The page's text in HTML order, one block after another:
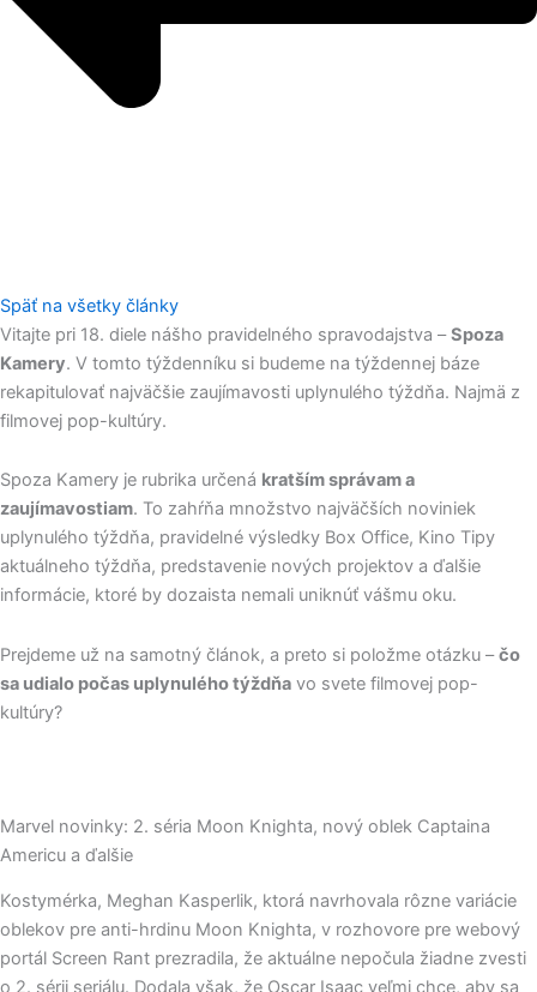
Späť na všetky články
Vitajte pri 18. diele nášho pravidelného spravodajstva –Spoza
Kamery. V tomto týždenníku si budeme na týždennej báze
rekapitulovať najväčšie zaujímavosti uplynulého týždňa. Najmä z
filmovej pop-kultúry.
Spoza Kamery je rubrika určená kratším správam a
zaujímavostiam. To zahŕňa množstvo najväčších noviniek
uplynulého týždňa, pravidelné výsledky Box Office, Kino Tipy
aktuálneho týždňa, predstavenie nových projektov a ďalšie
informácie, ktoré by dozaista nemali uniknúť vášmu oku.
Prejdeme už na samotný článok, a preto si položme otázku –čo
sa udialo počas uplynulého týždňa vo svete filmovej pop-
kultúry?
Marvel novinky: 2. séria Moon Knighta, nový oblek Captaina
Americu a ďalšie
Kostymérka, Meghan Kasperlik, ktorá navrhovala rôzne variácie
oblekov pre anti-hrdinu Moon Knighta, v rozhovore pre webový
portál Screen Rant prezradila, že aktuálne nepočula žiadne zvesti